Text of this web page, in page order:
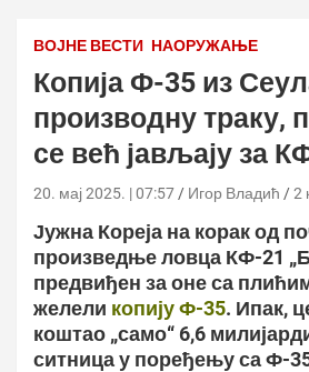
ВОЈНЕ ВЕСТИ НАОРУЖАЊЕ
Копија Ф-35 из
производну траку,
се већ јављају за
20. мај 2025. | 07:57 Игор Владић 2
Јужна Кореја на корак од
произведње ловца КФ-21
предвиђен за оне са
желели копију Ф-35. Ипак,
коштао „само“ 6,6
ситница у поређењу са Ф-